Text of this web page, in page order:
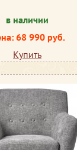
в наличии
68 990 руб.
Купить